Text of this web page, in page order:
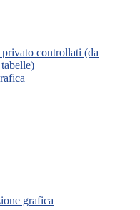
controllati (da
grafica